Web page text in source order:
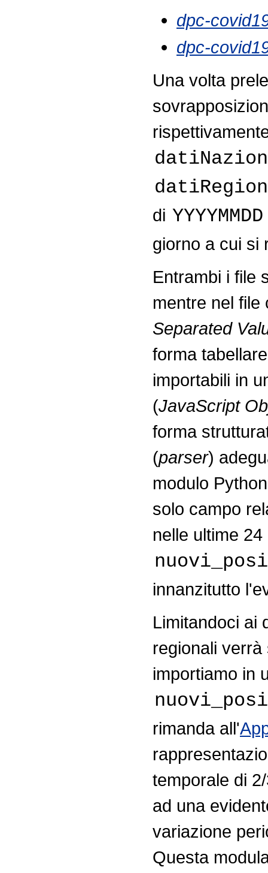
dpc-
dpc-
Una volta
di YYYYMMDD
giorno a cui si
Entrambi i file
mentre nel file
Separated
forma
importabili in
(JavaScript
forma
(parser)
modulo
solo campo
nelle ultime
innanzitutto
Limitandoci ai
regionali
importiamo in
rimanda all'
temporale di
ad una
variazione
Questa